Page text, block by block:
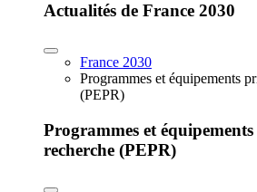
Actualités de France 2030
France 2030
Programmes et équipements
(PEPR)
Programmes et
recherche (PEPR)